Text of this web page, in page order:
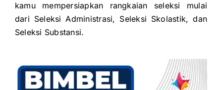
kamu mempersiapkan rangkaian seleksi mulai
dari Seleksi Administrasi, Seleksi Skolastik, dan
Seleksi Substansi.